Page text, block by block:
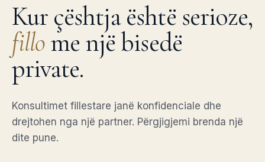
Kur çështja është serioze,
fillome një bisedë
private.
Konsultimet fillestare janë konfidenciale dhe
drejtohen nga një partner. Përgjigjemi brenda një
dite pune.